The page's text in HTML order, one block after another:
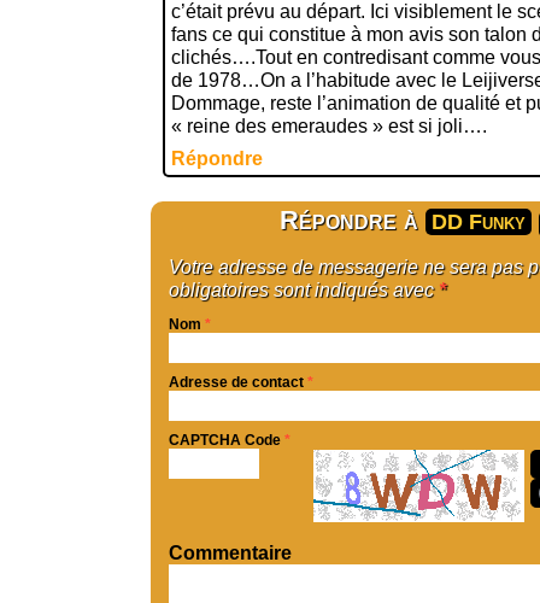
c’était prévu au départ. Ici visiblement le
fans ce qui constitue à mon avis son talon
clichés….Tout en contredisant comme
de 1978…On a l’habitude avec le
Dommage, reste l’animation de qualité et
« reine des emeraudes » est si joli….
Répondre
Répondre à DD Funky
Votre adresse de messagerie ne sera pas
obligatoires sont indiqués avec *
Nom *
Adresse de contact *
CAPTCHA Code *
Commentaire